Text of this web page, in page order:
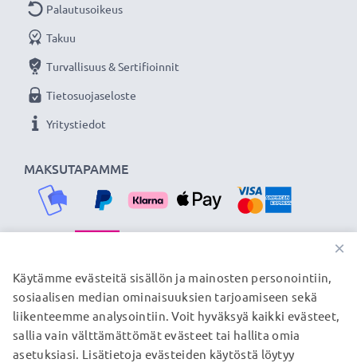
Lataa ja siirrä tiedostoja nopeasti
tuotemerkiltä CELLONIC. Tilaa nyt, 3 vuoden
takuu!
MAKSUTAPAMME
Palautusoikeus
Takuu
Turvallisuus & Sertifioinnit
Tietosuojaseloste
Yritystiedot
TOIMITUSKUMPPANIMME
© subtel.fi 2026
Kaikki hinnat sisältävät arvonlisäveron, mutta ei
×
Käytämme evästeitä sisällön ja mainosten personointiin,
sosiaalisen median ominaisuuksien tarjoamiseen sekä
liikenteemme analysointiin. Voit hyväksyä kaikki evästeet,
sallia vain välttämättömät evästeet tai hallita omia
asetuksiasi. Lisätietoja evästeiden käytöstä löytyy